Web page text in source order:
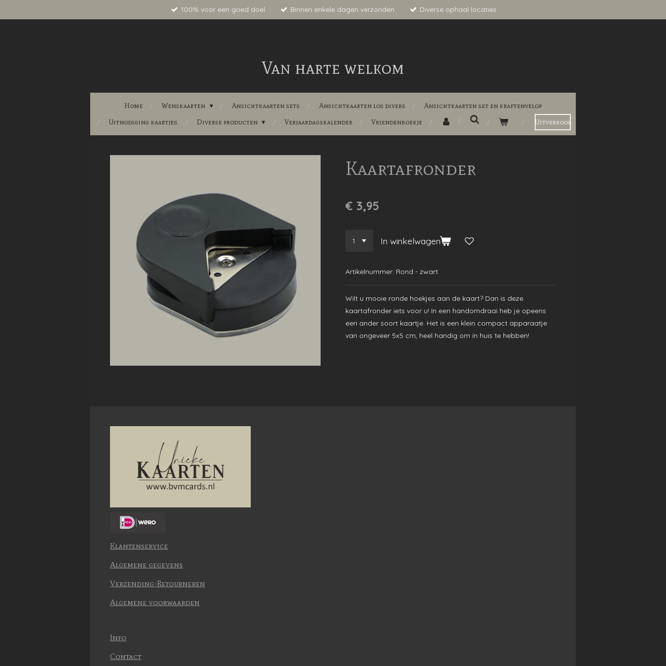
100% voor een goed doel Binnen enkele dagen verzonden Diverse ophaal locaties
Van harte welkom
Home Wenskaarten Ansichtkaarten sets Ansichtkaarten los divers
Ansichtkaarten set en kraftenvelop
Uitnodiging kaartjes
Diverse producten Verjaardagskalender Vriendenboekje Uitverkoop
Kaartafronder
€ 3,95
In winkelwagen
Artikelnummer: Rond - zwart
Wilt u mooie ronde hoekjes aan de kaart? Dan is deze
kaartafronder iets voor u! In een handomdraai heb je opeens
een ander soort kaartje. Het is een klein compact apparaatje
van ongeveer 5x5 cm, heel handig om in huis te hebben!
Klantenservice
Algemene gegevens
Verzending-Retourneren
Algemene voorwaarden
Info
Contact